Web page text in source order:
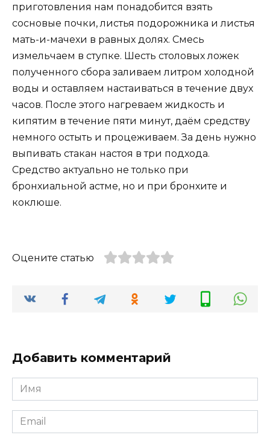
приготовления нам понадобится взять
сосновые почки, листья подорожника и листья
мать-и-мачехи в равных долях. Смесь
измельчаем в ступке. Шесть столовых ложек
полученного сбора заливаем литром холодной
воды и оставляем настаиваться в течение двух
часов. После этого нагреваем жидкость и
кипятим в течение пяти минут, даём средству
немного остыть и процеживаем. За день нужно
выпивать стакан настоя в три подхода.
Средство актуально не только при
бронхиальной астме, но и при бронхите и
коклюше.
Оцените статью
Добавить комментарий
Имя
*
Email
*